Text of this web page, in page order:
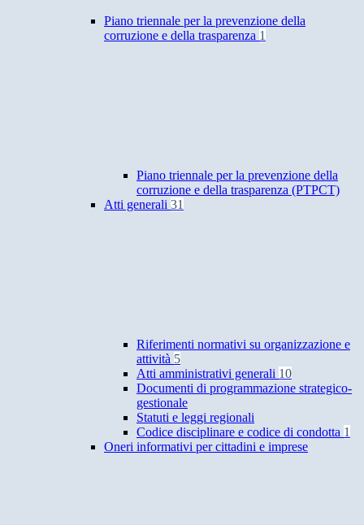
Piano triennale per la prevenzione della
corruzione e della trasparenza 1
Piano triennale per la prevenzione della
corruzione e della trasparenza (PTPCT)
Atti generali 31
Riferimenti normativi su organizzazione e
attività 5
Atti amministrativi generali 10
Documenti di programmazione strategico-
gestionale
Statuti e leggi regionali
Codice disciplinare e codice di condotta 1
Oneri informativi per cittadini e imprese